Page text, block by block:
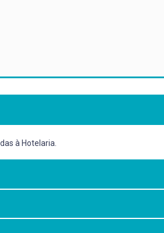
à Hotelaria.
orais e escritas, para atuar em